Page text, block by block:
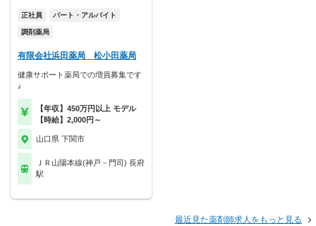
正社員 パート・アルバイト
調剤薬局
有限会社浜田薬局 松小田薬局
健康サポート薬局での増員募集です
♪
【年収】450万円以上 モデル
【時給】2,000円～
山口県 下関市
ＪＲ山陽本線(神戸－門司) 長府
駅
最近見た薬剤師求人をもっと見る